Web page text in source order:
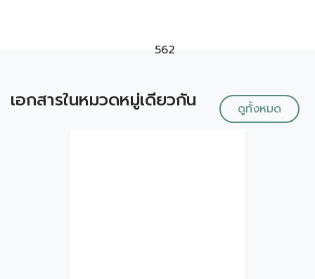
562
เอกสารในหมวดหมู่เดียวกัน ดูทั้งหมด